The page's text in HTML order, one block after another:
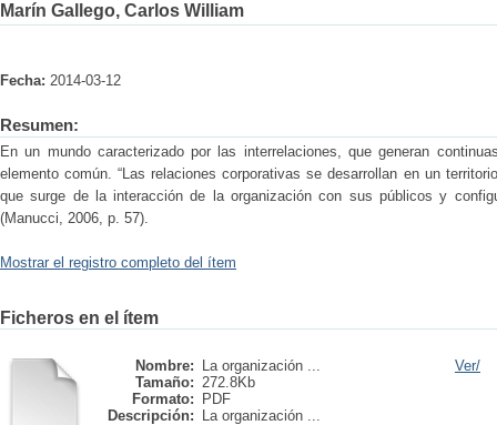
Marín Gallego, Carlos William
Fecha: 2014-03-12
Resumen:
En un mundo caracterizado por las interrelaciones, que generan
elemento común. “Las relaciones corporativas se desarrollan en un
que surge de la interacción de la organización con sus públicos y
(Manucci, 2006, p. 57).
Mostrar el registro completo del ítem
Ficheros en el ítem
Nombre:
La organización ...
Tamaño: 272.8Kb
Formato:
PDF
Descripción:
La organización ...
Ver/